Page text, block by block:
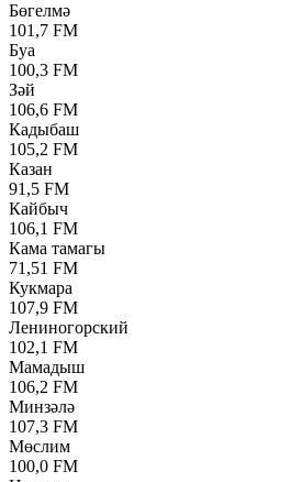
Бөгелмә
101,7 FM
Буа
100,3 FM
Зәй
106,6 FM
Кадыбаш
105,2 FM
Казан
91,5 FM
Кайбыч
106,1 FM
Кама тамагы
71,51 FM
Кукмара
107,9 FM
Лениногорский
102,1 FM
Мамадыш
106,2 FM
Минзәлә
107,3 FM
Мөслим
100,0 FM